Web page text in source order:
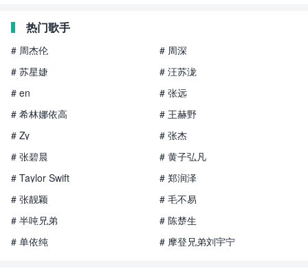
热门歌手
# 周杰伦
# 周深
# 苏星婕
# 汪苏泷
# en
# 张远
# 希林娜依高
# 王赫野
# Zy
# 张杰
# 张碧晨
# 黄子弘凡
# Taylor Swift
# 郑润泽
# 张靓颖
# 毛不易
# 半吨兄弟
# 陈楚生
# 单依纯
# 摩登兄弟刘宇宁